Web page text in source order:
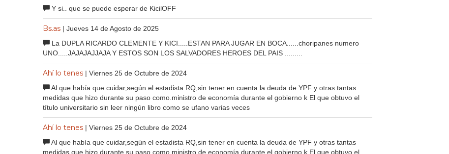
Y si.. que se puede esperar de KicilOFF
Bs.as | Jueves 14 de Agosto de 2025
La DUPLA RICARDO CLEMENTE Y KICI.....ESTAN PARA JUGAR EN BOCA......choripanes numero
UNO.....JAJAJAJJAJA Y ESTOS SON LOS SALVADORES HEROES DEL PAIS .........
Ahí lo tenes | Viernes 25 de Octubre de 2024
Al que había que cuidar,según el estadista RQ,sin tener en cuenta la deuda de YPF y otras tantas
medidas que hizo durante su paso como.ministro de economía durante el gobierno k El que obtuvo el
título universitario sin leer ningún libro como se ufano varias veces
Ahí lo tenes | Viernes 25 de Octubre de 2024
Al que había que cuidar,según el estadista RQ,sin tener en cuenta la deuda de YPF y otras tantas
medidas que hizo durante su paso como.ministro de economía durante el gobierno k El que obtuvo el